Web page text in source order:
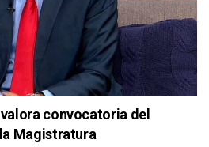
convocatoria del
Magistratura